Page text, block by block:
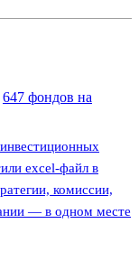
647 фондов на
excel-файл в
комиссии,
— в одном месте